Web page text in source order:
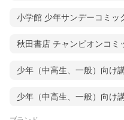
小学館 少年サンデーコミッ
秋田書店 チャンピオンコミ
少年（中高生、一般）向け
少年（中高生、一般）向け